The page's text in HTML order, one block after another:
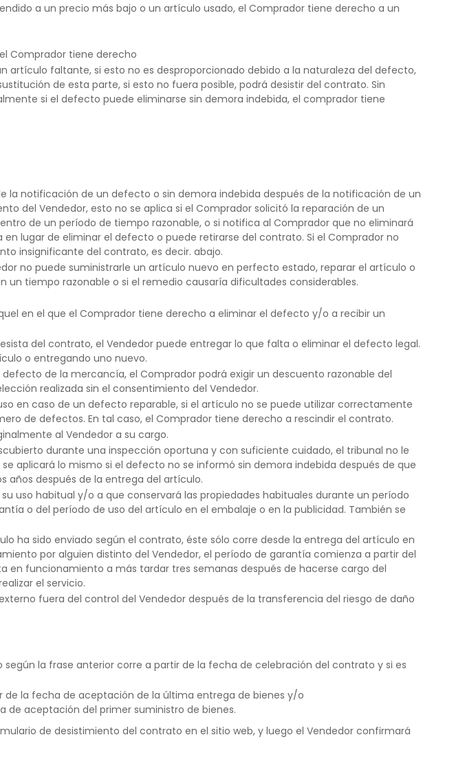
a un precio más bajo o un artículo usado, el Comprador tiene derecho a un
Comprador tiene derecho
faltante, si esto no es desproporcionado debido a la naturaleza del defecto,
de esta parte, si esto no fuera posible, podrá desistir del contrato. Sin
si el defecto puede eliminarse sin demora indebida, el comprador tiene
notificación de un defecto o sin demora indebida después de la notificación de un
del Vendedor, esto no se aplica si el Comprador solicitó la reparación de un
de un período de tiempo razonable, o si notifica al Comprador que no eliminará
lugar de eliminar el defecto o puede retirarse del contrato. Si el Comprador no
insignificante del contrato, es decir. abajo.
no puede suministrarle un artículo nuevo en perfecto estado, reparar el artículo o
un tiempo razonable o si el remedio causaría dificultades considerables.
en el que el Comprador tiene derecho a eliminar el defecto y/o a recibir un
del contrato, el Vendedor puede entregar lo que falta o eliminar el defecto legal.
o entregando uno nuevo.
de la mercancía, el Comprador podrá exigir un descuento razonable del
realizada sin el consentimiento del Vendedor.
en caso de un defecto reparable, si el artículo no se puede utilizar correctamente
de defectos. En tal caso, el Comprador tiene derecho a rescindir el contrato.
al Vendedor a su cargo.
durante una inspección oportuna y con suficiente cuidado, el tribunal no le
aplicará lo mismo si el defecto no se informó sin demora indebida después de que
años después de la entrega del artículo.
uso habitual y/o a que conservará las propiedades habituales durante un período
o del período de uso del artículo en el embalaje o en la publicidad. También se
ha sido enviado según el contrato, éste sólo corre desde la entrega del artículo en
por alguien distinto del Vendedor, el período de garantía comienza a partir del
funcionamiento a más tardar tres semanas después de hacerse cargo del
el servicio.
fuera del control del Vendedor después de la transferencia del riesgo de daño
la frase anterior corre a partir de la fecha de celebración del contrato y si es
de la fecha de aceptación de la última entrega de bienes y/o
de aceptación del primer suministro de bienes.
de desistimiento del contrato en el sitio web, y luego el Vendedor confirmará